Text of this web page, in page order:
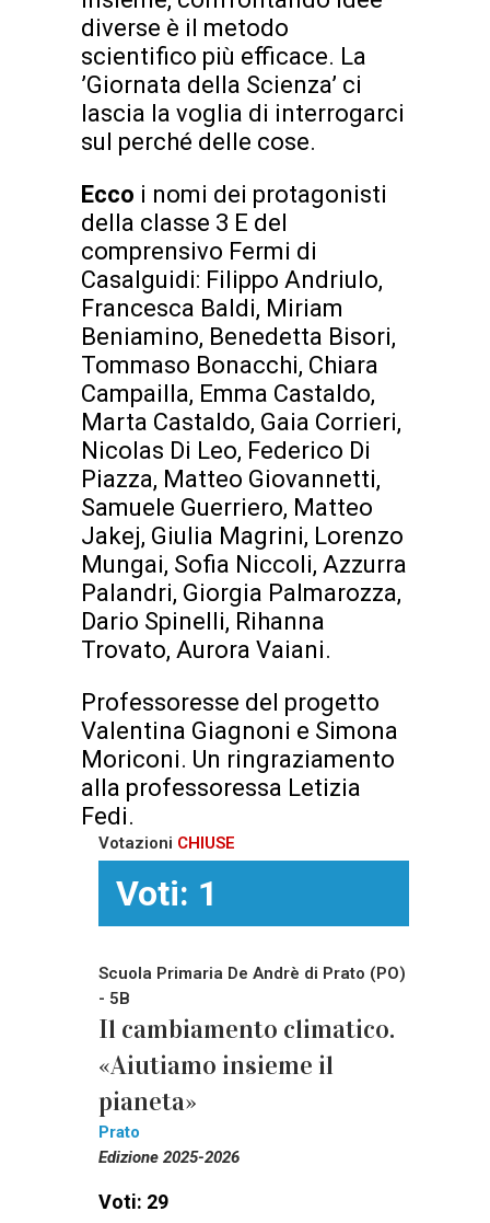
diverse è il metodo
scientifico più efficace. La
’Giornata della Scienza’ ci
lascia la voglia di interrogarci
sul perché delle cose.
Ecco i nomi dei protagonisti
della classe 3 E del
comprensivo Fermi di
Casalguidi: Filippo Andriulo,
Francesca Baldi, Miriam
Beniamino, Benedetta Bisori,
Tommaso Bonacchi, Chiara
Campailla, Emma Castaldo,
Marta Castaldo, Gaia Corrieri,
Nicolas Di Leo, Federico Di
Piazza, Matteo Giovannetti,
Samuele Guerriero, Matteo
Jakej, Giulia Magrini, Lorenzo
Mungai, Sofia Niccoli, Azzurra
Palandri, Giorgia Palmarozza,
Dario Spinelli, Rihanna
Trovato, Aurora Vaiani.
Professoresse del progetto
Valentina Giagnoni e Simona
Moriconi. Un ringraziamento
alla professoressa Letizia
Fedi.
Votazioni CHIUSE
Voti: 1
Scuola Primaria De Andrè di Prato (PO)
- 5B
Il cambiamento climatico.
«Aiutiamo insieme il
pianeta»
Prato
Edizione 2025-2026
Voti: 29